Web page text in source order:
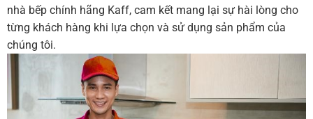
nhà bếp chính hãng Kaff, cam kết mang lại sự hài lòng cho
từng khách hàng khi lựa chọn và sử dụng sản phẩm của
chúng tôi.